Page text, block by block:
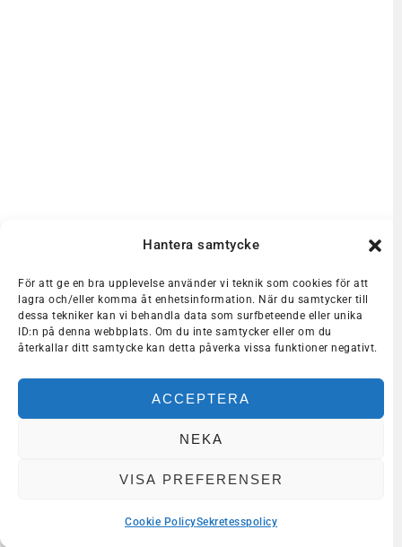
Hantera samtycke
För att ge en bra upplevelse använder vi teknik som cookies för att
lagra och/eller komma åt enhetsinformation. När du samtycker till
dessa tekniker kan vi behandla data som surfbeteende eller unika
ID:n på denna webbplats. Om du inte samtycker eller om du
återkallar ditt samtycke kan detta påverka vissa funktioner negativt.
ACCEPTERA
NEKA
VISA PREFERENSER
Cookie PolicySekretesspolicy